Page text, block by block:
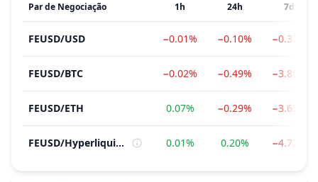
Par de Negociação 1h 24h 7d
FEUSD/USD −0.01% −0.10% −0.37%
FEUSD/BTC −0.02% −0.49% −3.85%
FEUSD/ETH 0.07% −0.29% −3.63%
FEUSD/ Hyperliquid Ecosystem 0.01% 0.20% −4.72%